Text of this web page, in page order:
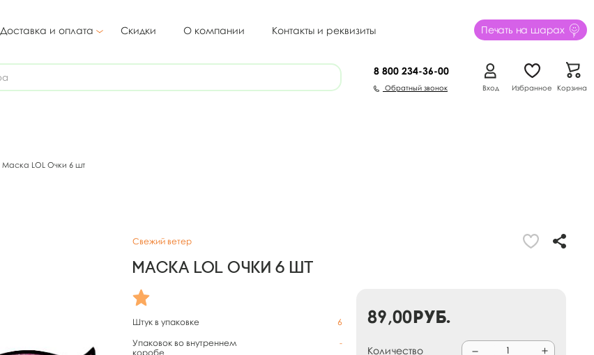
Доставка и оплата Скидки О компании Контакты и реквизиты Печать на шарах
8 800 234-36-00
Обратный звонок Вход Избранное Корзина
Маска LOL Очки 6 шт
Свежий ветер
Маска LOL Очки 6 шт
Штук в упаковке
6
Упаковок во внутреннем
коробе
-
89,00руб.
Количество